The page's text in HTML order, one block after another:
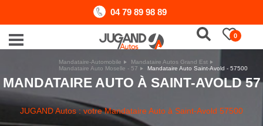
04 79 89 98 89
0
Mandataire-Automobile
Mandataire Autos Grand Est
Mandataire Auto Moselle - 57
Mandataire Auto Saint-Avold - 57500
MANDATAIRE AUTO À SAINT-AVOLD 57
JUGAND Autos : votre Mandataire Auto à Saint-Avold 57500